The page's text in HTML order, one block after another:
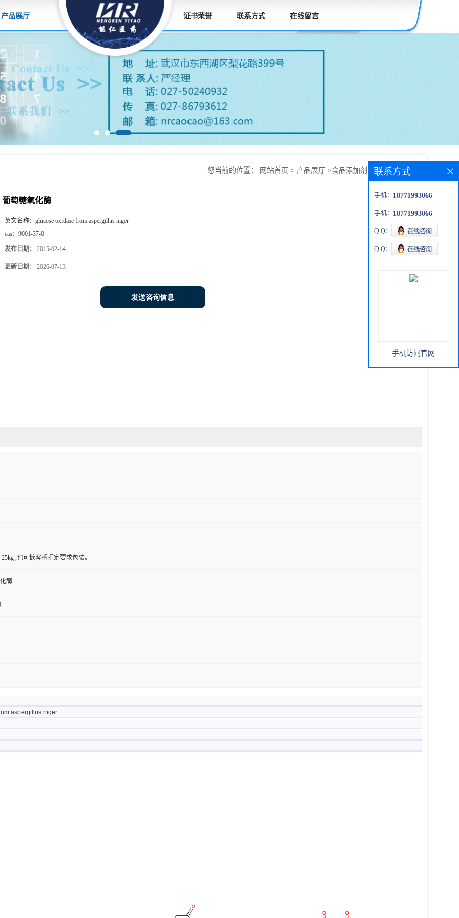
产品展厅 证书荣誉 联系方式 在线留言
您当前的位置： 网站首页 > 产品展厅 >食品添加剂 葡萄糖氧化酶
葡萄糖氧化酶
英文名称： glucose oxidase from aspergillus niger
cas： 9001-37-0
发布日期： 2015-02-14
更新日期： 2026-07-13
发送咨询信息
25kg ,也可愱客搁掘定要求包装。
酶
aspergillus niger
联系方式
手机： 18771993066
手机： 18771993066
Q Q：
Q Q：
手机访问官网